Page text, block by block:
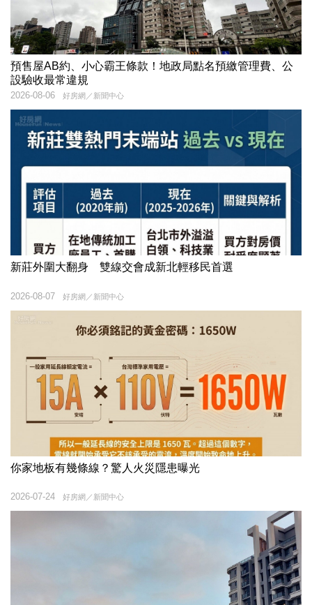
預售屋AB約、小心霸王條款！地政局點名預繳管理費、公
設驗收最常違規
好房網／新聞中心
2026-08-06
新莊外圍大翻身 雙線交會成新北輕移民首選
好房網／新聞中心
2026-08-07
你家地板有幾條線？驚人火災隱患曝光
好房網／新聞中心
2026-07-24